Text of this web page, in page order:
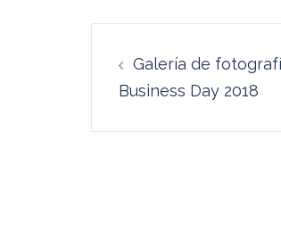
de
entradas
Galería de
Business Day 2018